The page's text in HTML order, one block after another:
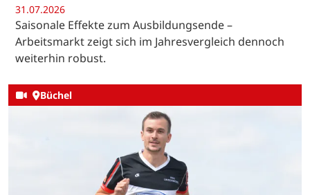
31.07.2026
Saisonale Effekte zum Ausbildungsende –
Arbeitsmarkt zeigt sich im Jahresvergleich dennoch
weiterhin robust.
Büchel